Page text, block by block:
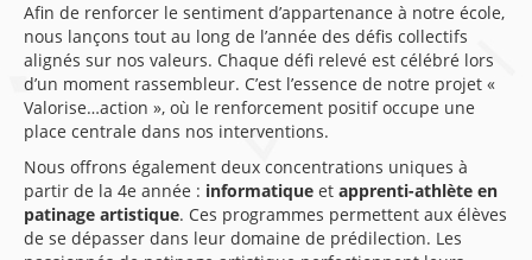
Afin de renforcer le sentiment d’appartenance à notre école,
nous lançons tout au long de l’année des défis collectifs
alignés sur nos valeurs. Chaque défi relevé est célébré lors
d’un moment rassembleur. C’est l’essence de notre projet «
Valorise…action », où le renforcement positif occupe une
place centrale dans nos interventions.
Nous offrons également deux concentrations uniques à
partir de la 4e année : informatique et apprenti-athlète en
patinage artistique. Ces programmes permettent aux élèves
de se dépasser dans leur domaine de prédilection. Les